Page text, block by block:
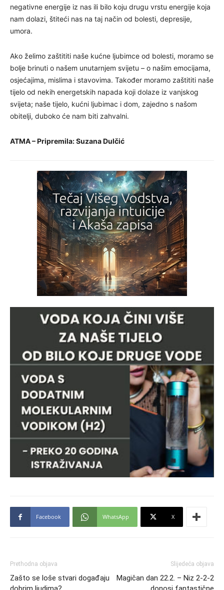
negativne energije iz nas ili bilo koju drugu vrstu energije koja
nam dolazi, štiteći nas na taj način od bolesti, depresije,
umora.
Ako želimo zaštititi naše kućne ljubimce od bolesti, moramo se
bolje brinuti o našem unutarnjem svijetu – o našim emocijama,
osjećajima, mislima i stavovima. Također moramo zaštititi naše
tijelo od nekih energetskih napada koji dolaze iz vanjskog
svijeta; naše tijelo, kućni ljubimac i dom, zajedno s našom
obitelji, duboko će nam biti zahvalni.
ATMA – Pripremila: Suzana Dulčić
Facebook WhatsApp X
Prethodna objava
Zašto se loše stvari događaju
Slijedeća objava
Magičan dan 22.2. – Niz 2-2-2